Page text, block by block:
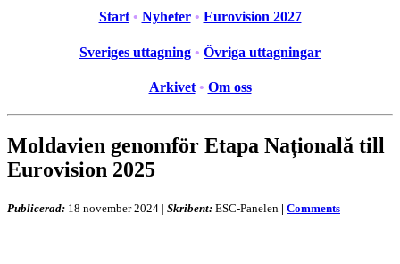
Start • Nyheter • Eurovision 2027
Sveriges uttagning • Övriga uttagningar
Arkivet • Om oss
Moldavien genomför Etapa Națională till
Eurovision 2025
Publicerad: 18 november 2024 | Skribent: ESC-Panelen | Comments